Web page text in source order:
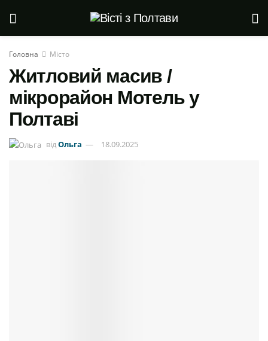
Головна Місто
Житловий масив /
мікрорайон Мотель у
Полтаві
відОльга 18.09.2025